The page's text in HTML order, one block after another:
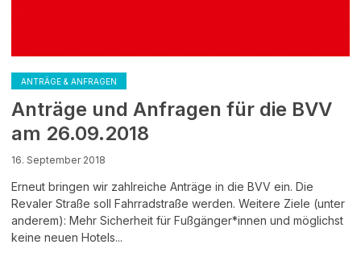
ANTRÄGE & ANFRAGEN
Anträge und Anfragen für die BVV
am 26.09.2018
16. September 2018
Erneut bringen wir zahlreiche Anträge in die BVV ein. Die
Revaler Straße soll Fahrradstraße werden. Weitere Ziele (unter
anderem): Mehr Sicherheit für Fußgänger*innen und möglichst
keine neuen Hotels...